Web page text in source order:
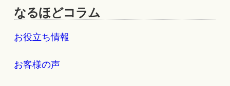
なるほどコラム
お役立ち情報
お客様の声